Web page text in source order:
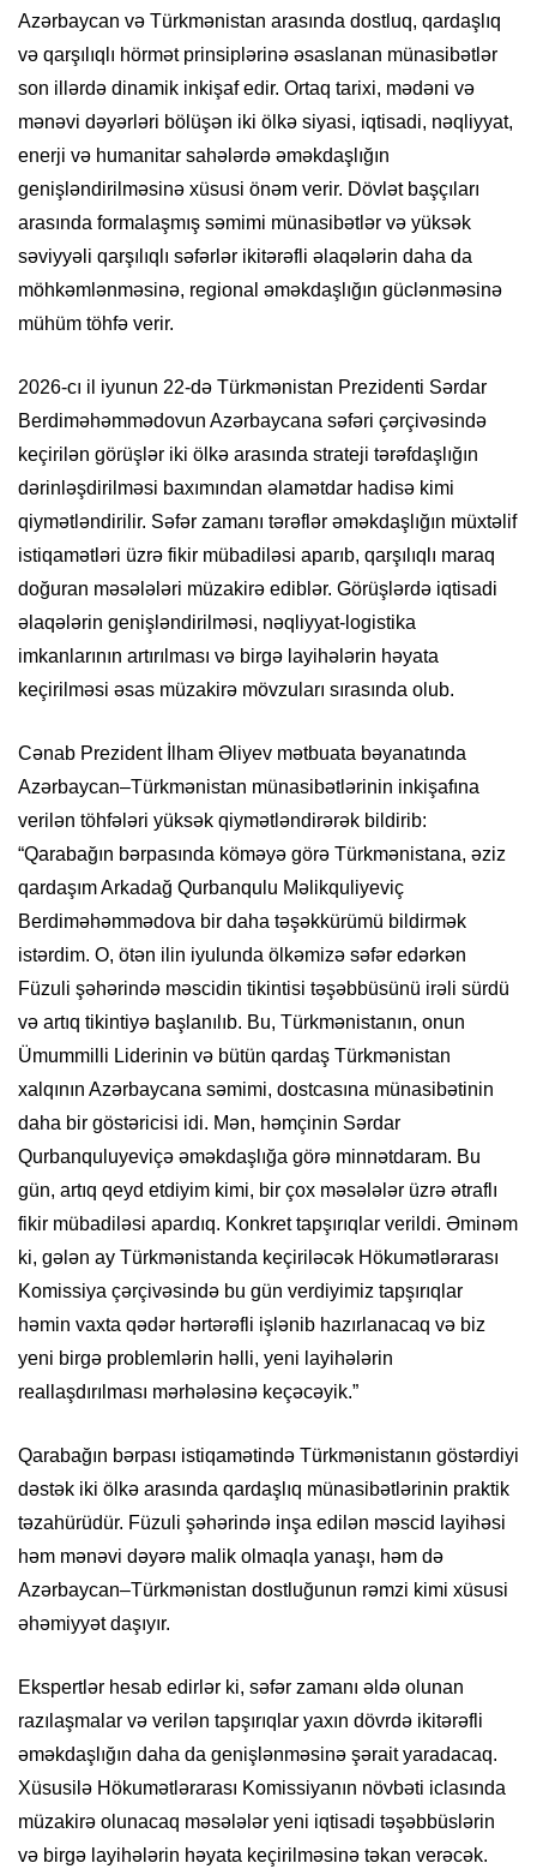
Azərbaycan və Türkmənistan arasında dostluq, qardaşlıq
və qarşılıqlı hörmət prinsiplərinə əsaslanan münasibətlər
son illərdə dinamik inkişaf edir. Ortaq tarixi, mədəni və
mənəvi dəyərləri bölüşən iki ölkə siyasi, iqtisadi, nəqliyyat,
enerji və humanitar sahələrdə əməkdaşlığın
genişləndirilməsinə xüsusi önəm verir. Dövlət başçıları
arasında formalaşmış səmimi münasibətlər və yüksək
səviyyəli qarşılıqlı səfərlər ikitərəfli əlaqələrin daha da
möhkəmlənməsinə, regional əməkdaşlığın güclənməsinə
mühüm töhfə verir.
2026-cı il iyunun 22-də Türkmənistan Prezidenti Sərdar
Berdiməhəmmədovun Azərbaycana səfəri çərçivəsində
keçirilən görüşlər iki ölkə arasında strateji tərəfdaşlığın
dərinləşdirilməsi baxımından əlamətdar hadisə kimi
qiymətləndirilir. Səfər zamanı tərəflər əməkdaşlığın müxtəlif
istiqamətləri üzrə fikir mübadiləsi aparıb, qarşılıqlı maraq
doğuran məsələləri müzakirə ediblər. Görüşlərdə iqtisadi
əlaqələrin genişləndirilməsi, nəqliyyat-logistika
imkanlarının artırılması və birgə layihələrin həyata
keçirilməsi əsas müzakirə mövzuları sırasında olub.
Cənab Prezident İlham Əliyev mətbuata bəyanatında
Azərbaycan–Türkmənistan münasibətlərinin inkişafına
verilən töhfələri yüksək qiymətləndirərək bildirib:
“Qarabağın bərpasında köməyə görə Türkmənistana, əziz
qardaşım Arkadağ Qurbanqulu Məlikquliyeviç
Berdiməhəmmədova bir daha təşəkkürümü bildirmək
istərdim. O, ötən ilin iyulunda ölkəmizə səfər edərkən
Füzuli şəhərində məscidin tikintisi təşəbbüsünü irəli sürdü
və artıq tikintiyə başlanılıb. Bu, Türkmənistanın, onun
Ümummilli Liderinin və bütün qardaş Türkmənistan
xalqının Azərbaycana səmimi, dostcasına münasibətinin
daha bir göstəricisi idi. Mən, həmçinin Sərdar
Qurbanquluyeviçə əməkdaşlığa görə minnətdaram. Bu
gün, artıq qeyd etdiyim kimi, bir çox məsələlər üzrə ətraflı
fikir mübadiləsi apardıq. Konkret tapşırıqlar verildi. Əminəm
ki, gələn ay Türkmənistanda keçiriləcək Hökumətlərarası
Komissiya çərçivəsində bu gün verdiyimiz tapşırıqlar
həmin vaxta qədər hərtərəfli işlənib hazırlanacaq və biz
yeni birgə problemlərin həlli, yeni layihələrin
reallaşdırılması mərhələsinə keçəcəyik.”
Qarabağın bərpası istiqamətində Türkmənistanın göstərdiyi
dəstək iki ölkə arasında qardaşlıq münasibətlərinin praktik
təzahürüdür. Füzuli şəhərində inşa edilən məscid layihəsi
həm mənəvi dəyərə malik olmaqla yanaşı, həm də
Azərbaycan–Türkmənistan dostluğunun rəmzi kimi xüsusi
əhəmiyyət daşıyır.
Ekspertlər hesab edirlər ki, səfər zamanı əldə olunan
razılaşmalar və verilən tapşırıqlar yaxın dövrdə ikitərəfli
əməkdaşlığın daha da genişlənməsinə şərait yaradacaq.
Xüsusilə Hökumətlərarası Komissiyanın növbəti iclasında
müzakirə olunacaq məsələlər yeni iqtisadi təşəbbüslərin
və birgə layihələrin həyata keçirilməsinə təkan verəcək.